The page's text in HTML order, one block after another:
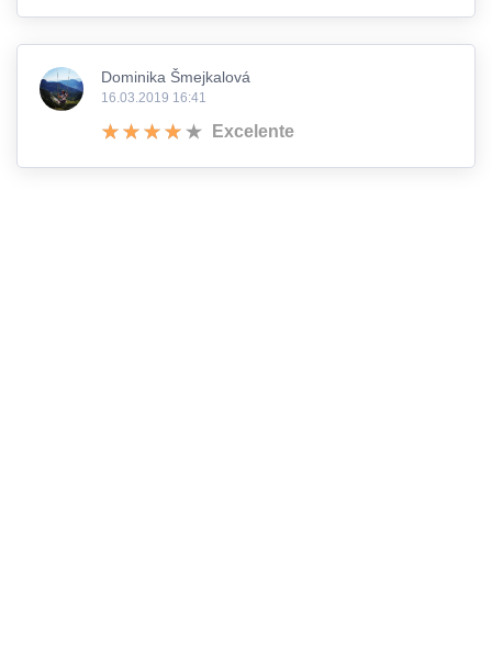
Dominika Šmejkalová
16.03.2019 16:41
Excelente